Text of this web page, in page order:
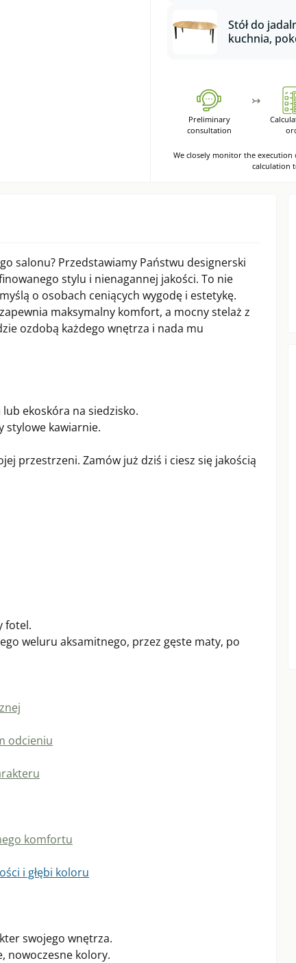
Imperator
Stół do
kuchnia,
obrzeżem i
Sun
Preliminary
consultation
↣
We closely monitor the
calculation
salonu? Przedstawiamy Państwu designerski
stylu i nienagannej jakości. To nie
o osobach ceniących wygodę i estetykę.
maksymalny komfort, a mocny stelaż z
ozdobą każdego wnętrza i nada mu
ekoskóra na siedzisko.
stylowe kawiarnie.
przestrzeni. Zamów już dziś i ciesz się jakością
fotel.
weluru aksamitnego, przez gęste maty, po
odcieniu
komfortu
i głębi koloru
swojego wnętrza.
nowoczesne kolory.